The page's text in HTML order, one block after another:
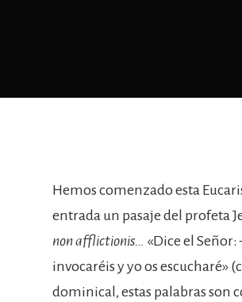
Hemos comenzado esta
entrada un pasaje del profeta
non afflictionis… «Dice el
invocaréis y yo os escucharé»
dominical, estas palabras son